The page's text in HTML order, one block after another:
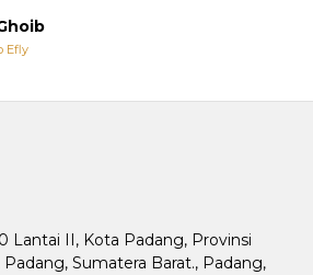
Efly
Lantai II, Kota Padang, Provinsi
Sumatera Barat., Padang,